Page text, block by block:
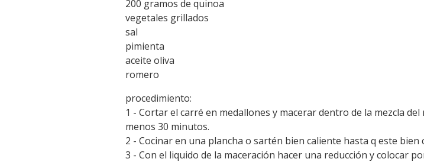
200 gramos de quinoa
vegetales grillados
sal
pimienta
aceite oliva
romero
procedimiento:
1 - Cortar el carré en medallones y macerar dentro de la mezcla
menos 30 minutos.
2 - Cocinar en una plancha o sartén bien caliente hasta q este bien
3 - Con el liquido de la maceración hacer una reducción y colocar